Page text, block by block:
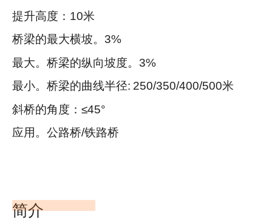
提升高度：10米
桥梁的最大横坡。3%
最大。桥梁的纵向坡度。3%
最小。桥梁的曲线半径: 250/350/400/500米
斜桥的角度：≤45°
应用。公路桥/铁路桥
简介